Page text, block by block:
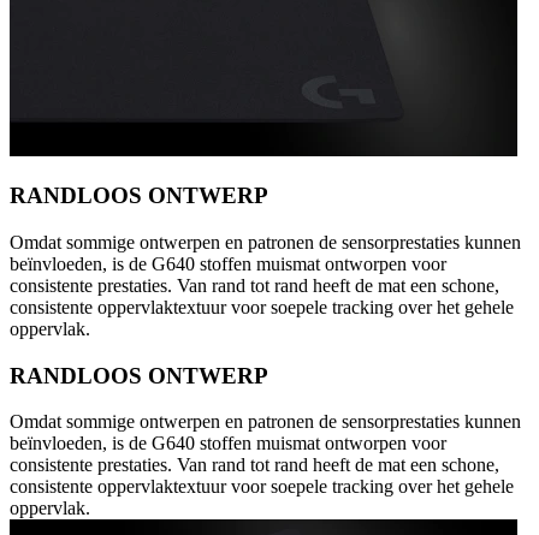
RANDLOOS ONTWERP
Omdat sommige ontwerpen en patronen de sensorprestaties kunnen
beïnvloeden, is de G640 stoffen muismat ontworpen voor
consistente prestaties. Van rand tot rand heeft de mat een schone,
consistente oppervlaktextuur voor soepele tracking over het gehele
oppervlak.
RANDLOOS ONTWERP
Omdat sommige ontwerpen en patronen de sensorprestaties kunnen
beïnvloeden, is de G640 stoffen muismat ontworpen voor
consistente prestaties. Van rand tot rand heeft de mat een schone,
consistente oppervlaktextuur voor soepele tracking over het gehele
oppervlak.